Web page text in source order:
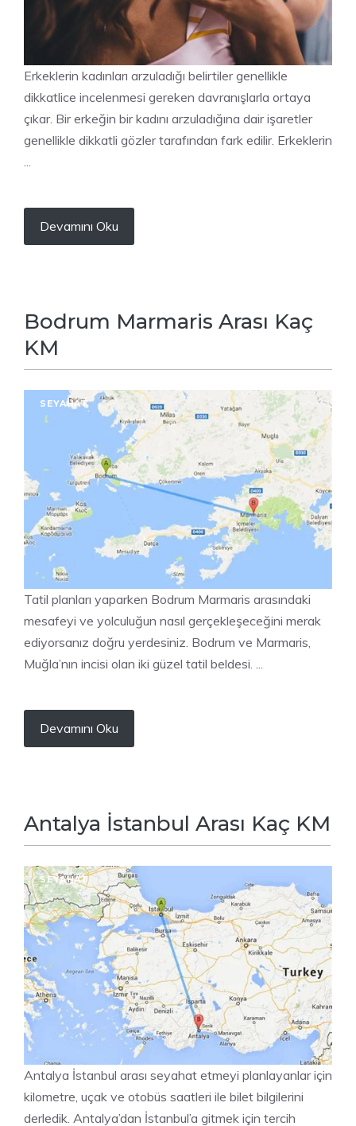
Erkeklerin kadınları arzuladığı belirtiler genellikle
dikkatlice incelenmesi gereken davranışlarla ortaya
çıkar. Bir erkeğin bir kadını arzuladığına dair işaretler
genellikle dikkatli gözler tarafından fark edilir. Erkeklerin
...
Devamını Oku
Bodrum Marmaris Arası Kaç
KM
SEYAHAT
Tatil planları yaparken Bodrum Marmaris arasındaki
mesafeyi ve yolculuğun nasıl gerçekleşeceğini merak
ediyorsanız doğru yerdesiniz. Bodrum ve Marmaris,
Muğla’nın incisi olan iki güzel tatil beldesi. ...
Devamını Oku
Antalya İstanbul Arası Kaç KM
SEYAHAT
Antalya İstanbul arası seyahat etmeyi planlayanlar için
kilometre, uçak ve otobüs saatleri ile bilet bilgilerini
derledik. Antalya’dan İstanbul’a gitmek için tercih